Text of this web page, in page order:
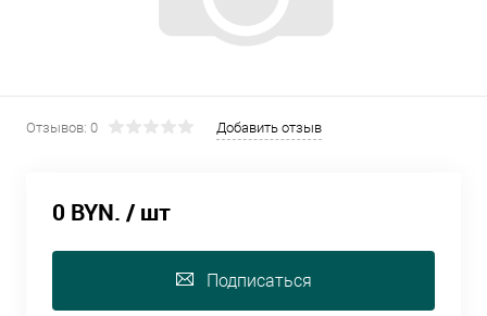
Отзывов: 0 Добавить отзыв
0 BYN. / шт
Подписаться